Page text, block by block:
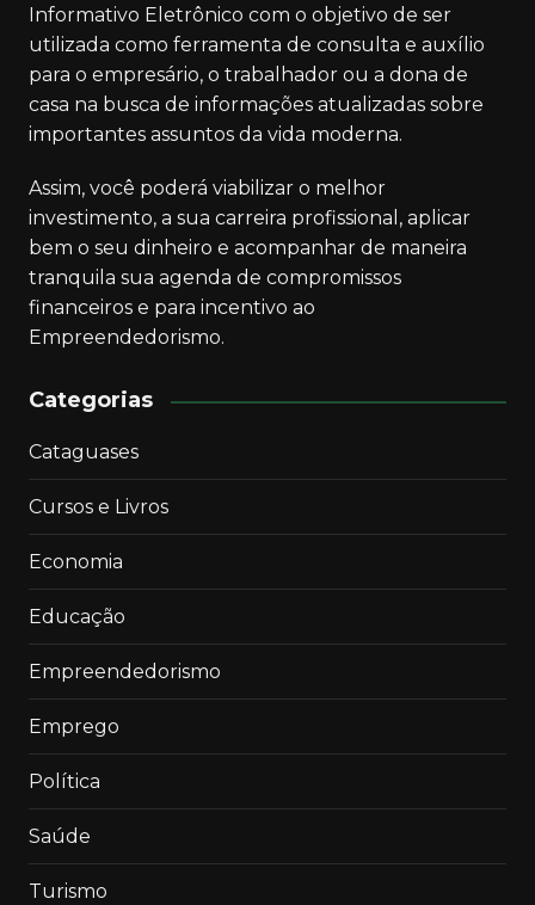
Informativo Eletrônico com o objetivo de ser
utilizada como ferramenta de consulta e auxílio
para o empresário, o trabalhador ou a dona de
casa na busca de informações atualizadas sobre
importantes assuntos da vida moderna.
Assim, você poderá viabilizar o melhor
investimento, a sua carreira profissional, aplicar
bem o seu dinheiro e acompanhar de maneira
tranquila sua agenda de compromissos
financeiros e para incentivo ao
Empreendedorismo.
Categorias
Cataguases
Cursos e Livros
Economia
Educação
Empreendedorismo
Emprego
Política
Saúde
Turismo